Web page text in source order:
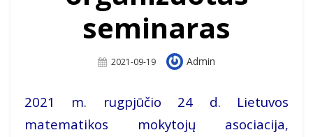
seminaras
Posted
2021-09-19 Author
Admin
2021 m. rugpjūčio 24 d. Lietuvos
matematikos mokytojų asociacija,